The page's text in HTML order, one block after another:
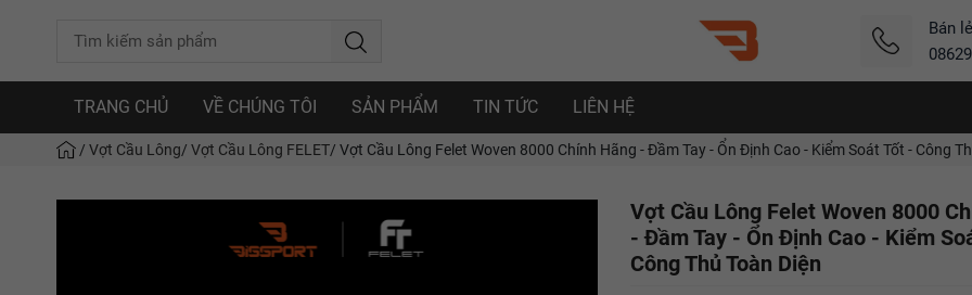
Bán
TRANG CHỦ VỀ CHÚNG TÔI SẢN PHẨM TIN TỨC LIÊN HỆ
/ Vợt Cầu Lông/ Vợt Cầu Lông FELET/ Vợt Cầu Lông Felet Woven 8000 Chính Hãng - Đầm Tay - Ổn Định Cao - Kiểm Soát Tốt - Công
Vợt Cầu Lông Felet Woven 8000
- Đầm Tay - Ổn Định Cao - Kiểm
Công Thủ Toàn Diện